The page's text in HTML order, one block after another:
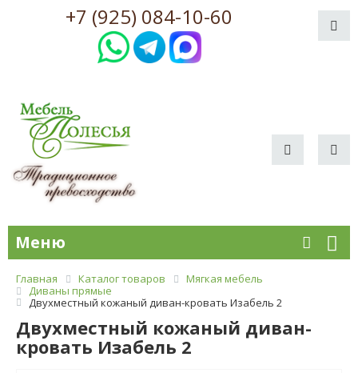
+7 (925) 084-10-60
Меню
Главная Каталог товаров
Мягкая мебель
Диваны прямые
Двухместный кожаный диван-кровать Изабель 2
Двухместный кожаный диван-
кровать Изабель 2